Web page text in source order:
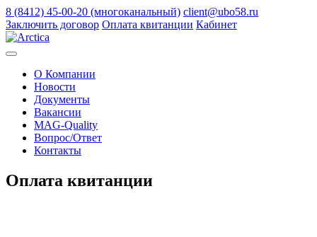
8 (8412) 45-00-20 (многоканальный) client@ubo58.ru
Заключить договор Оплата квитанции Кабинет
О Компании
Новости
Документы
Вакансии
MAG-Quality
Вопрос/Ответ
Контакты
Оплата квитанции